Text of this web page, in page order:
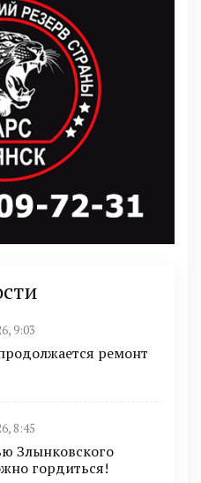
9:03
ремонт
8:45
Злынковского
гордиться!